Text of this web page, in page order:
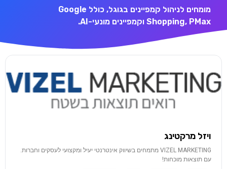
מומחים לניהול קמפיינים בגוגל, כולל Google
Shopping, PMax וקמפיינים מונעי-AI.
ויזל מרקטינג
VIZEL MARKETING מתמחים בשיווק אינטרנטי יעיל ומקצועי לעסקים וחברות.
עם תוצאות מוכחות!